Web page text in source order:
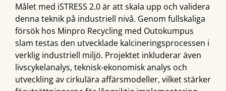
Målet med iSTRESS 2.0 är att skala upp och validera
denna teknik på industriell nivå. Genom fullskaliga
försök hos Minpro Recycling med Outokumpus
slam testas den utvecklade kalcineringsprocessen i
verklig industriell miljö. Projektet inkluderar även
livscykelanalys, teknisk-ekonomisk analys och
utveckling av cirkulära affärsmodeller, vilket stärker